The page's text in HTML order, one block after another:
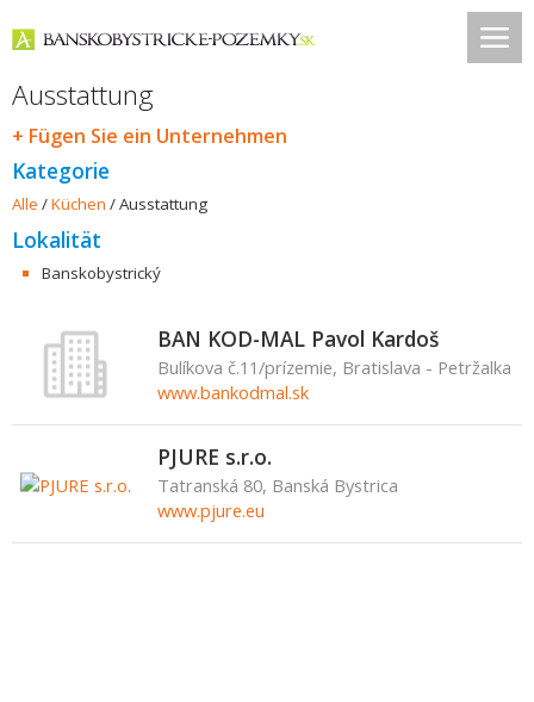
Ausstattung
+ Fügen Sie ein Unternehmen
Kategorie
Alle /Küchen /Ausstattung
Lokalität
Banskobystrický
BAN KOD-MAL Pavol Kardoš
Bulíkova č.11/prízemie, Bratislava - Petržalka
www.bankodmal.sk
PJURE s.r.o.
Tatranská 80, Banská Bystrica
www.pjure.eu